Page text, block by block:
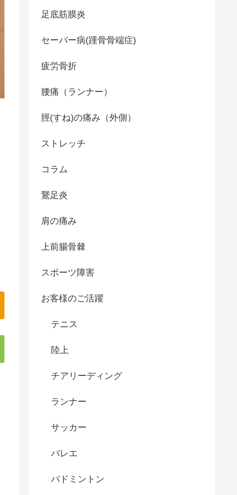
足底筋膜炎
セーバー病(踵骨骨端症)
疲労骨折
腰痛（ランナー）
脛(すね)の痛み（外側）
ストレッチ
コラム
鵞足炎
肩の痛み
上前腸骨棘
スポーツ障害
お客様のご活躍
テニス
陸上
チアリーディング
ランナー
サッカー
バレエ
バドミントン